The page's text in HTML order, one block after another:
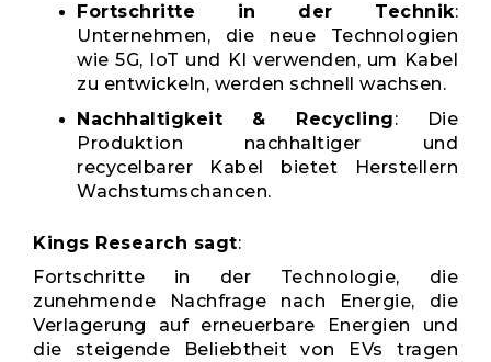
Fortschritte in der Technik:
Unternehmen, die neue Technologien
wie 5G, IoT und KI verwenden, um Kabel
zu entwickeln, werden schnell wachsen.
Nachhaltigkeit & Recycling: Die
Produktion nachhaltiger und
recycelbarer Kabel bietet Herstellern
Wachstumschancen.
Kings Research sagt:
Fortschritte in der Technologie, die
zunehmende Nachfrage nach Energie, die
Verlagerung auf erneuerbare Energien und
die steigende Beliebtheit von EVs tragen